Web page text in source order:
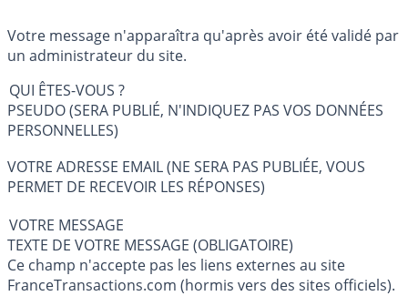
Votre message n'apparaîtra qu'après avoir été validé par
un administrateur du site.
QUI ÊTES-VOUS ?
PSEUDO (SERA PUBLIÉ, N'INDIQUEZ PAS VOS DONNÉES
PERSONNELLES)
VOTRE ADRESSE EMAIL (NE SERA PAS PUBLIÉE, VOUS
PERMET DE RECEVOIR LES RÉPONSES)
VOTRE MESSAGE
TEXTE DE VOTRE MESSAGE (OBLIGATOIRE)
Ce champ n'accepte pas les liens externes au site
FranceTransactions.com (hormis vers des sites officiels).